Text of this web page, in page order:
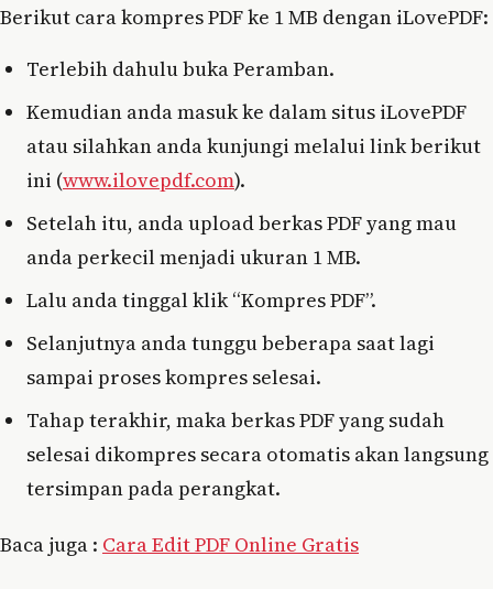
Berikut cara kompres PDF ke 1 MB dengan iLovePDF:
Terlebih dahulu buka Peramban.
Kemudian anda masuk ke dalam situs iLovePDF
atau silahkan anda kunjungi melalui link berikut
ini (www.ilovepdf.com).
Setelah itu, anda upload berkas PDF yang mau
anda perkecil menjadi ukuran 1 MB.
Lalu anda tinggal klik “Kompres PDF”.
Selanjutnya anda tunggu beberapa saat lagi
sampai proses kompres selesai.
Tahap terakhir, maka berkas PDF yang sudah
selesai dikompres secara otomatis akan langsung
tersimpan pada perangkat.
Baca juga : Cara Edit PDF Online Gratis